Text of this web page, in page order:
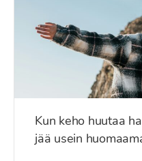
Kun keho huutaa
jää usein